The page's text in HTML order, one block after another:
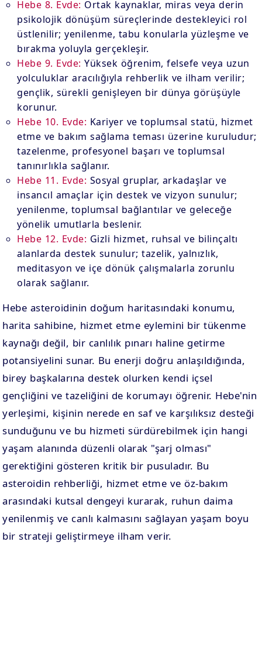
Hebe 8. Evde: Ortak kaynaklar, miras veya derin
psikolojik dönüşüm süreçlerinde destekleyici rol
üstlenilir; yenilenme, tabu konularla yüzleşme ve
bırakma yoluyla gerçekleşir.
Hebe 9. Evde: Yüksek öğrenim, felsefe veya uzun
yolculuklar aracılığıyla rehberlik ve ilham verilir;
gençlik, sürekli genişleyen bir dünya görüşüyle
korunur.
Hebe 10. Evde: Kariyer ve toplumsal statü, hizmet
etme ve bakım sağlama teması üzerine kuruludur;
tazelenme, profesyonel başarı ve toplumsal
tanınırlıkla sağlanır.
Hebe 11. Evde: Sosyal gruplar, arkadaşlar ve
insancıl amaçlar için destek ve vizyon sunulur;
yenilenme, toplumsal bağlantılar ve geleceğe
yönelik umutlarla beslenir.
Hebe 12. Evde: Gizli hizmet, ruhsal ve bilinçaltı
alanlarda destek sunulur; tazelik, yalnızlık,
meditasyon ve içe dönük çalışmalarla zorunlu
olarak sağlanır.
Hebe asteroidinin doğum haritasındaki konumu,
harita sahibine, hizmet etme eylemini bir tükenme
kaynağı değil, bir canlılık pınarı haline getirme
potansiyelini sunar. Bu enerji doğru anlaşıldığında,
birey başkalarına destek olurken kendi içsel
gençliğini ve tazeliğini de korumayı öğrenir. Hebe'nin
yerleşimi, kişinin nerede en saf ve karşılıksız desteği
sunduğunu ve bu hizmeti sürdürebilmek için hangi
yaşam alanında düzenli olarak "şarj olması"
gerektiğini gösteren kritik bir pusuladır. Bu
asteroidin rehberliği, hizmet etme ve öz-bakım
arasındaki kutsal dengeyi kurarak, ruhun daima
yenilenmiş ve canlı kalmasını sağlayan yaşam boyu
bir strateji geliştirmeye ilham verir.